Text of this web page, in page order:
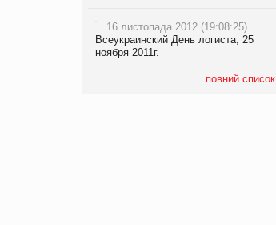
16 листопада 2012 (19:08:25)
Всеукраинский День логиста, 25
ноября 2011г.
повний список